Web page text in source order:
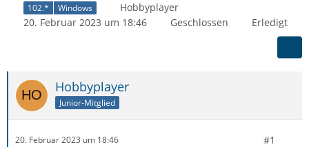
102.* Windows
Hobbyplayer
20. Februar 2023 um 18:46
Geschlossen Erledigt
Hobbyplayer
Junior-Mitglied
20. Februar 2023 um 18:46 #1